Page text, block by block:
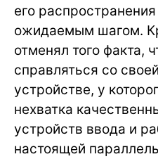
его
ожидаемым шагом.
отменял того факта,
справляться со
устройстве, у
нехватка
устройств ввода и
настоящей